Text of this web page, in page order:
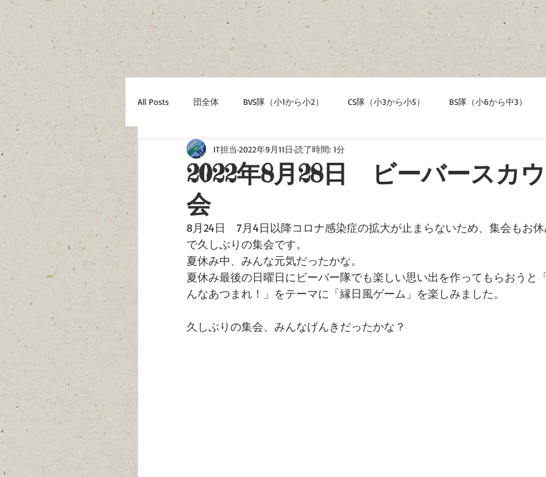
All Posts 団全体 BVS隊（小1から小2） CS隊（小3から小5） BS隊（小6から中3）
RS隊（18歳以上25歳まで）
2022年8月28日 ビーバースカ
会
IT担当 2022年9月11日 読了時間: 1分
8月24日　7月4日以降コロナ感染症の拡大が止まらないため、集会もお
で久しぶりの集会です。
夏休み中、みんな元気だったかな。
夏休み最後の日曜日にビーバー隊でも楽しい思い出を作ってもらおうと
んなあつまれ！」をテーマに「縁日風ゲーム」を楽しみました。
久しぶりの集会、みんなげんきだったかな？